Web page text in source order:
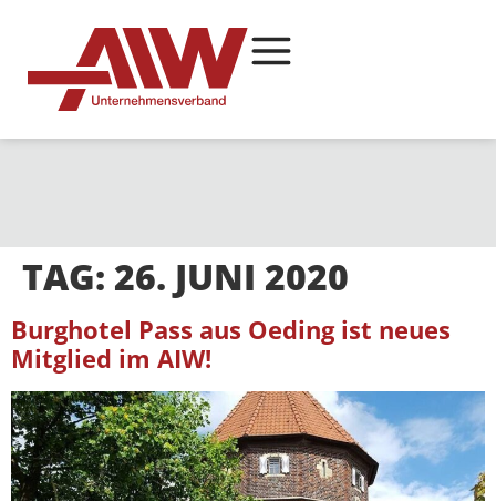
TAG: 26. JUNI 2020
Burghotel Pass aus Oeding ist neues
Mitglied im AIW!